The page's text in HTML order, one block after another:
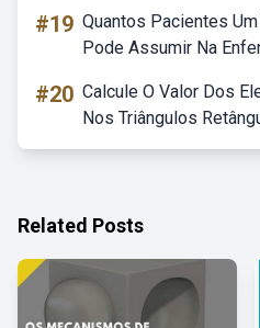
#19 Quantos Pacientes
Pode Assumir Na
#20 Calcule O Valor Dos
Nos Triângulos
Related Posts